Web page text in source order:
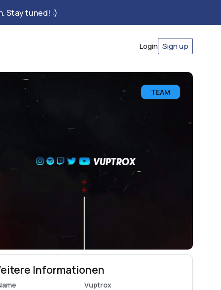
Stay tuned! :)
Login Sign up
TEAM
Informationen
Vuptrox